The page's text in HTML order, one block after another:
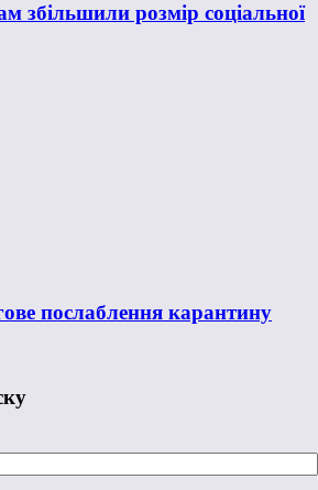
збільшили розмір соціальної
послаблення карантину